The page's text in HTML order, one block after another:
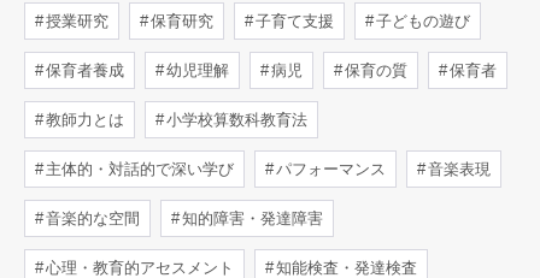
授業研究 保育研究 子育て支援 子どもの遊び
保育者養成 幼児理解 病児 保育の質 保育者
教師力とは 小学校算数科教育法
主体的・対話的で深い学び パフォーマンス 音楽表現
音楽的な空間 知的障害・発達障害
心理・教育的アセスメント 知能検査・発達検査